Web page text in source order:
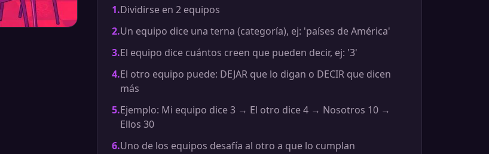
1.Dividirse en 2 equipos
2.Un equipo dice una terna (categoría), ej: 'países de América'
3.El equipo dice cuántos creen que pueden decir, ej: '3'
4.El otro equipo puede: DEJAR que lo digan o DECIR que dicen
más
5.Ejemplo: Mi equipo dice 3 → El otro dice 4 → Nosotros 10 →
Ellos 30
6.Uno de los equipos desafía al otro a que lo cumplan